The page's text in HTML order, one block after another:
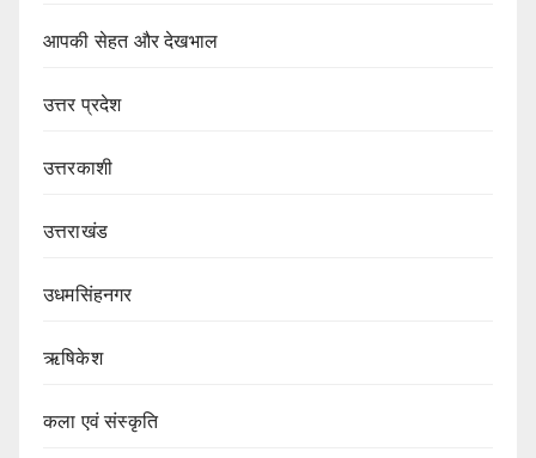
आपकी सेहत और देखभाल
उत्तर प्रदेश
उत्तरकाशी
उत्तराखंड
उधमसिंहनगर
ऋषिकेश
कला एवं संस्कृति